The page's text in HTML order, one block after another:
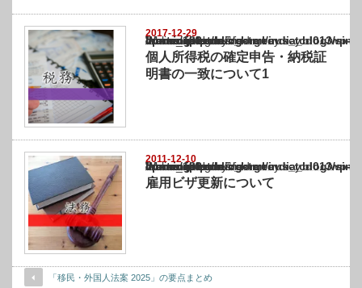
2017-12-29
Warning
: Undefined array key "show_category" in
/home/netst/kuno-cpa.co.jp/public_html/india_blog/wp-content/themes/
on line183
個人所得税の確定申告・納税証
明書の一致について1
2011-12-10
Warning
: Undefined array key "show_category" in
/home/netst/kuno-cpa.co.jp/public_html/india_blog/wp-content/themes/
on line183
雇用ビザ更新について
「移民・外国人法案 2025」の要点まとめ